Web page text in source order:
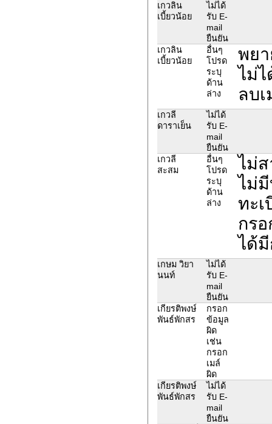
เกวลิน
เบี้ยวน้อย
ไม่ได้
รับ E-
mail
ยืนยัน
เกวลิน
เบี้ยวน้อย
อื่นๆ
โปรด
ระบุ
ด้าน
ล่าง
พย
ไม่
ลบ
เกวลี
ดาราเย็น
ไม่ได้
รับ E-
mail
ยืนยัน
เกวลี
สะสม
อื่นๆ
โปรด
ระบุ
ด้าน
ล่าง
ไม่ส
ไม่
ทะ
กร
ได้
เกษม วิยา
นนท์
ไม่ได้
รับ E-
mail
ยืนยัน
เกียรติพงษ์
พันธ์พักสร
กรอก
ข้อมูล
ผิด
เช่น
กรอก
เมล์
ผิด
เกียรติพงษ์
พันธ์พักสร
ไม่ได้
รับ E-
mail
ยืนยัน